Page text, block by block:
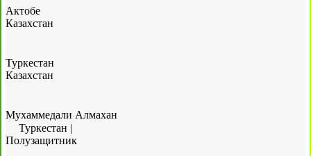
Актобе
Казахстан
Туркестан
Казахстан
Мухаммедали Алмахан
Туркестан |
Полузащитник